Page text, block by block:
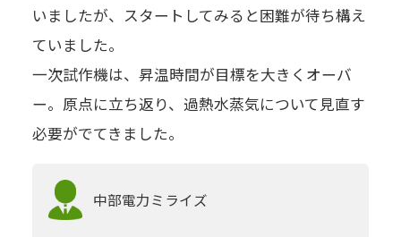
いましたが、スタートしてみると困難が待ち構え
ていました。
一次試作機は、昇温時間が目標を大きくオーバ
ー。原点に立ち返り、過熱水蒸気について見直す
必要がでてきました。
中部電力ミライズ